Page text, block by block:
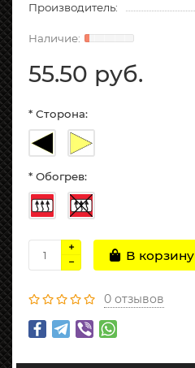
Производитель:
55.50 руб.
* Сторона:
* Обогрев:
В корзину
0 отзывов